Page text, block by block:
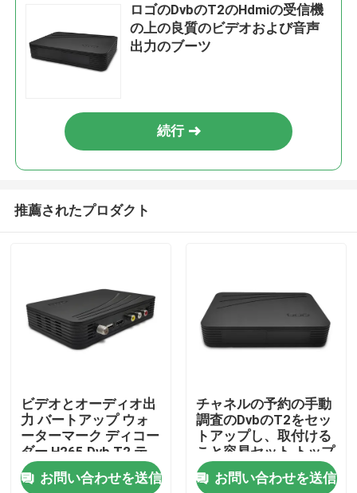
ロゴのDvbのT2のHdmiの受信機
の上の良質のビデオおよび音声
出力のブーツ
続行
推薦されたプロダクト
ビデオとオーディオ出
力 バートアップ ウォ
ーターマーク ディコー
ダー H265 Dvb T2 テ
レビボックス 4 3/16 9
側面比お問い合わせを送信
チャネルの予約の手動
調査のDvbのT2をセッ
トアップし、取付ける
こと容易セット トップ
ボックスを
お問い合わせを送信